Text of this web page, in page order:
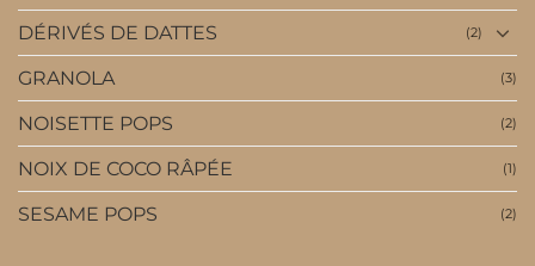
DÉRIVÉS DE DATTES (2)
GRANOLA (3)
NOISETTE POPS (2)
NOIX DE COCO RÂPÉE (1)
SESAME POPS (2)